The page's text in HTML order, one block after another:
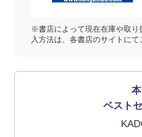
※書店によって現在在庫や取り
入方法は、各書店のサイトにて
ベスト